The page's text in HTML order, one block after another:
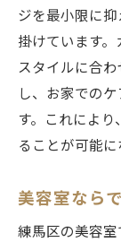
ジを最小限に
掛けています
スタイルに合
し、お家での
す。これによ
ることが可能に
美容室なら
練馬区の美容室